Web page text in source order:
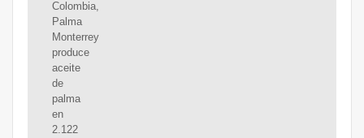
Colombia,
Palma
Monterrey
produce
aceite
de
palma
en
2.122